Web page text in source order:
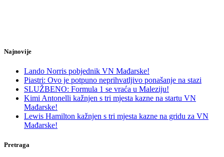
Najnovije
Lando Norris pobjednik VN Mađarske!
Piastri: Ovo je potpuno neprihvatljivo ponašanje na stazi
SLUŽBENO: Formula 1 se vraća u Maleziju!
Kimi Antonelli kažnjen s tri mjesta kazne na startu VN
Mađarske!
Lewis Hamilton kažnjen s tri mjesta kazne na gridu za VN
Mađarske!
Pretraga